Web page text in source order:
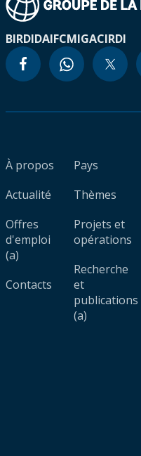
BIRDIDAIFCMIGACIRDI
À propos
Actualité
Offres
d'emploi
(a)
Contacts
Pays
Thèmes
Projets et
opérations
Recherche
et
publications
(a)